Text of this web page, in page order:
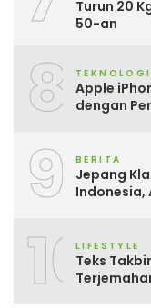
Turun 20
50-an
8 TEKNOLOGI
Apple
dengan
9 BERITA
Jepang
Indonesia,
10LIFESTYLE
Teks